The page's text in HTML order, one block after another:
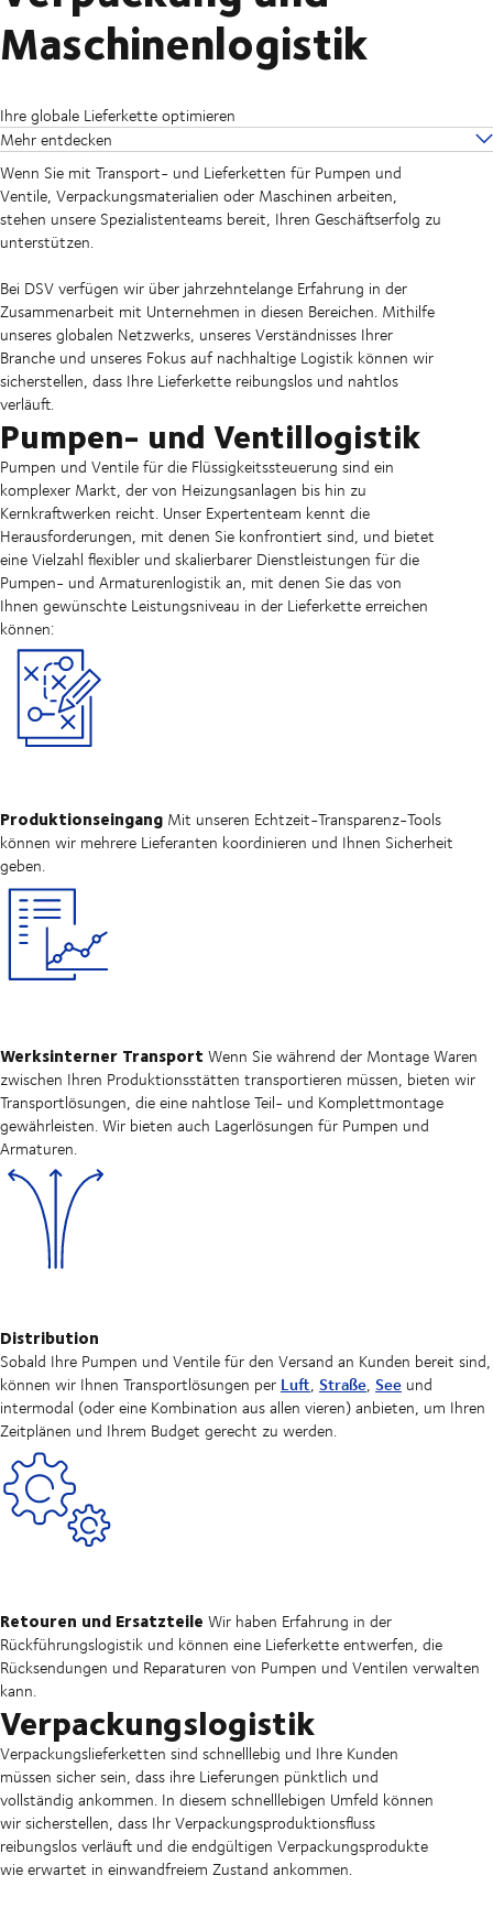
Maschinenlogistik
Ihre globale Lieferkette optimieren
Mehr entdecken
Wenn Sie mit Transport- und Lieferketten für Pumpen und
Ventile, Verpackungsmaterialien oder Maschinen arbeiten,
stehen unsere Spezialistenteams bereit, Ihren Geschäftserfolg zu
unterstützen.
Bei DSV verfügen wir über jahrzehntelange Erfahrung in der
Zusammenarbeit mit Unternehmen in diesen Bereichen. Mithilfe
unseres globalen Netzwerks, unseres Verständnisses Ihrer
Branche und unseres Fokus auf nachhaltige Logistik können wir
sicherstellen, dass Ihre Lieferkette reibungslos und nahtlos
verläuft.
Pumpen- und Ventillogistik
Pumpen und Ventile für die Flüssigkeitssteuerung sind ein
komplexer Markt, der von Heizungsanlagen bis hin zu
Kernkraftwerken reicht. Unser Expertenteam kennt die
Herausforderungen, mit denen Sie konfrontiert sind, und bietet
eine Vielzahl flexibler und skalierbarer Dienstleistungen für die
Pumpen- und Armaturenlogistik an, mit denen Sie das von
Ihnen gewünschte Leistungsniveau in der Lieferkette erreichen
können:
Produktionseingang Mit unseren Echtzeit-Transparenz-Tools
können wir mehrere Lieferanten koordinieren und Ihnen Sicherheit
geben.
Werksinterner Transport Wenn Sie während der Montage Waren
zwischen Ihren Produktionsstätten transportieren müssen, bieten wir
Transportlösungen, die eine nahtlose Teil- und Komplettmontage
gewährleisten. Wir bieten auch Lagerlösungen für Pumpen und
Armaturen.
Distribution
Sobald Ihre Pumpen und Ventile für den Versand an Kunden bereit sind,
können wir Ihnen Transportlösungen per Luft, Straße, See und
intermodal (oder eine Kombination aus allen vieren) anbieten, um Ihren
Zeitplänen und Ihrem Budget gerecht zu werden.
Retouren und Ersatzteile Wir haben Erfahrung in der
Rückführungslogistik und können eine Lieferkette entwerfen, die
Rücksendungen und Reparaturen von Pumpen und Ventilen verwalten
kann.
Verpackungslogistik
Verpackungslieferketten sind schnelllebig und Ihre Kunden
müssen sicher sein, dass ihre Lieferungen pünktlich und
vollständig ankommen. In diesem schnelllebigen Umfeld können
wir sicherstellen, dass Ihr Verpackungsproduktionsfluss
reibungslos verläuft und die endgültigen Verpackungsprodukte
wie erwartet in einwandfreiem Zustand ankommen.